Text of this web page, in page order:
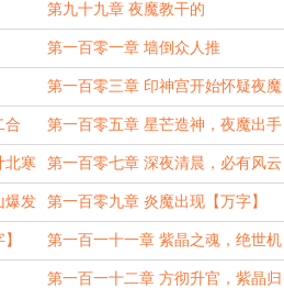
第九十九章 夜魔教干的
第一百零一章 墙倒众人推
第一百零三章 印神宫开始怀疑夜魔
【二合一】
合 第一百零五章 星芒造神，夜魔出手
【万字大章求月票】
北寒 第一百零七章 深夜清晨，必有风云
【万字】
爆发 第一百零九章 炎魔出现【万字】
第一百一十一章 紫晶之魂，绝世机
遇【万字】
第一百一十二章 方彻升官，紫晶归